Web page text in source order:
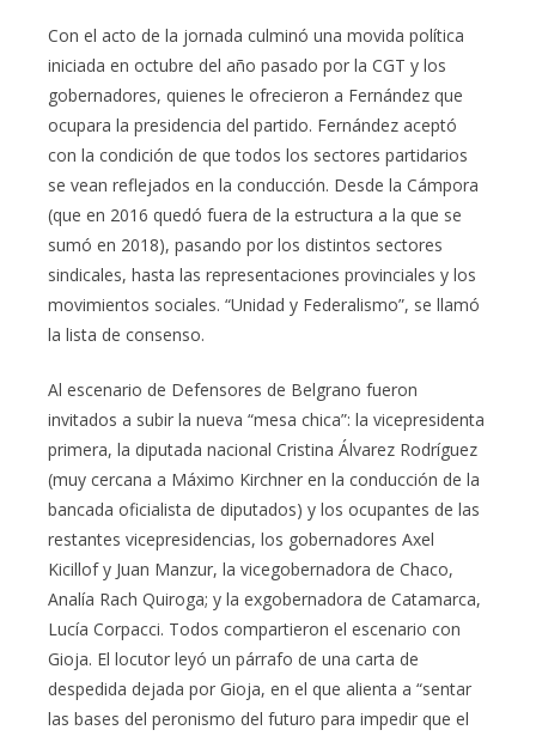
Con el acto de la jornada culminó una movida política
iniciada en octubre del año pasado por la CGT y los
gobernadores, quienes le ofrecieron a Fernández que
ocupara la presidencia del partido. Fernández aceptó
con la condición de que todos los sectores partidarios
se vean reflejados en la conducción. Desde la Cámpora
(que en 2016 quedó fuera de la estructura a la que se
sumó en 2018), pasando por los distintos sectores
sindicales, hasta las representaciones provinciales y los
movimientos sociales. “Unidad y Federalismo”, se llamó
la lista de consenso.
Al escenario de Defensores de Belgrano fueron
invitados a subir la nueva “mesa chica”: la vicepresidenta
primera, la diputada nacional Cristina Álvarez Rodríguez
(muy cercana a Máximo Kirchner en la conducción de la
bancada oficialista de diputados) y los ocupantes de las
restantes vicepresidencias, los gobernadores Axel
Kicillof y Juan Manzur, la vicegobernadora de Chaco,
Analía Rach Quiroga; y la exgobernadora de Catamarca,
Lucía Corpacci. Todos compartieron el escenario con
Gioja. El locutor leyó un párrafo de una carta de
despedida dejada por Gioja, en el que alienta a “sentar
las bases del peronismo del futuro para impedir que el